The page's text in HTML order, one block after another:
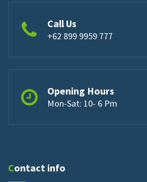
Call Us
+62 899 9959 777
Opening Hours
Mon-Sat: 10- 6 Pm
Contact info